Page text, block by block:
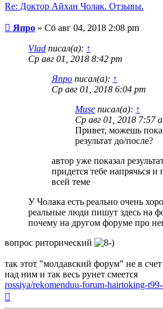
Re: Доктор Айхан Чолак. Отзывы.
Сообщение
Япро » Сб авг 04, 2018 2:08 pm
Vlad писал(а): ↑
Ср авг 01, 2018 8:42 pm
Япро писал(а): ↑
Ср авг 01, 2018 6:04 pm
Muse писал(а): ↑
Ср авг 01, 2018 7:57
Привет, можешь
результат до/после?
автор уже показал
придется тебе напрячься и
всей теме
У Чолака есть реально очень
реальные люди пишут здесь на
почему на другом форуме про
вопрос риторический
так этот "молдавский форум" не в счет
над ним и так весь рунет смеется
rossiya/rekomenduu-forum-hairtoking-